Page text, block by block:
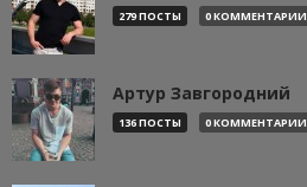
279 ПОСТЫ 0 КОММЕНТАРИИ
Артур Завгородний
136 ПОСТЫ 0 КОММЕНТАРИИ